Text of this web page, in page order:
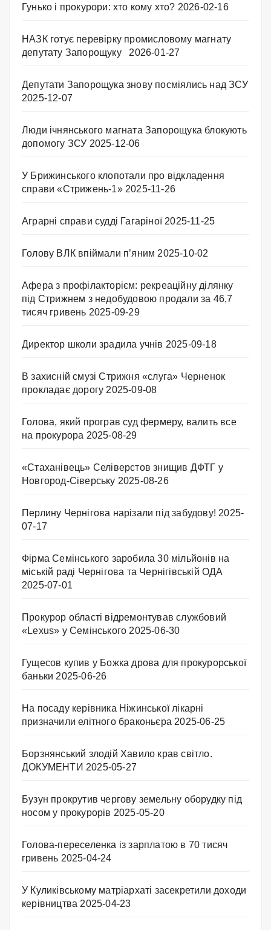
Гунько і прокурори: хто кому хто? 2026-02-16
НАЗК готує перевірку промисловому магнату
депутату Запорощуку
2026-01-27
Депутати Запорощука знову посміялись над ЗСУ
2025-12-07
Люди ічнянського магната Запорощука блокують
допомогу ЗСУ 2025-12-06
У Брижинського клопотали про відкладення
справи «Стрижень-1» 2025-11-26
Аграрні справи судді Гагаріної 2025-11-25
Голову ВЛК впіймали п’яним 2025-10-02
Афера з профілакторієм: рекреаційну ділянку
під Стрижнем з недобудовою продали за 46,7
тисяч гривень 2025-09-29
Директор школи зрадила учнів 2025-09-18
В захисній смузі Стрижня «слуга» Черненок
прокладає дорогу 2025-09-08
Голова, який програв суд фермеру, валить все
на прокурора 2025-08-29
«Стаханівець» Селіверстов знищив ДФТГ у
Новгород-Сіверську 2025-08-26
Перлину Чернігова нарізали під забудову! 2025-
07-17
Фірма Семінського заробила 30 мільйонів на
міській раді Чернігова та Чернігівській ОДА
2025-07-01
Прокурор області відремонтував службовий
«Lexus» у Семінського 2025-06-30
Гущесов купив у Божка дрова для прокурорської
баньки 2025-06-26
На посаду керівника Ніжинської лікарні
призначили елітного браконьєра 2025-06-25
Борзнянський злодій Хавило крав світло.
ДОКУМЕНТИ 2025-05-27
Бузун прокрутив чергову земельну оборудку під
носом у прокурорів 2025-05-20
Голова-переселенка із зарплатою в 70 тисяч
гривень 2025-04-24
У Куликівському матріархаті засекретили доходи
керівництва 2025-04-23